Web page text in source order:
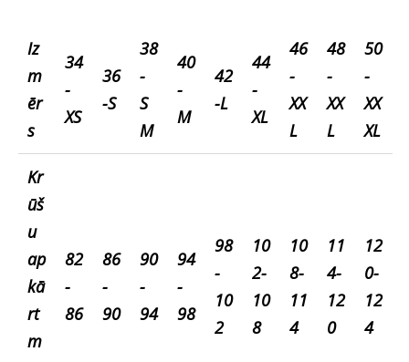
Iz
m
ēr
s
34
-
XS
36
-S
38
-
S
M
40
-
M
42
-L
44
-
XL
46
-
XX
L
48
-
XX
L
50
-
XX
XL
Kr
ūš
u
ap
kā
rt
m
82
-
86
86
-
90
90
-
94
94
-
98
98
-
10
2
10
2-
10
8
10
8-
11
4
11
4-
12
0
12
0-
12
4